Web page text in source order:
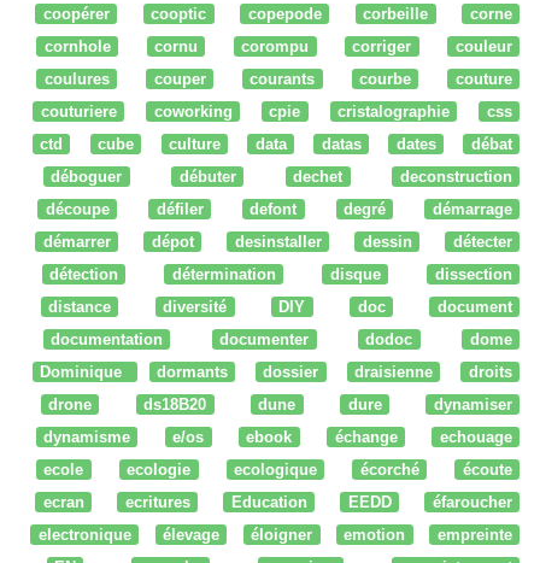
coopérer
cooptic copepode corbeille
corne
cornhole
cornu corompu corriger
couleur
coulures
couper courants courbe
couture
couturiere
coworking cpie cristalographie
css
ctd
cube culture data datas dates
débat
déboguer
débuter dechet
deconstruction
découpe
défiler defont degré
démarrage
démarrer
dépot desinstaller dessin
détecter
détection
détermination disque
dissection
distance
diversité DIY doc
document
documentation
documenter dodoc
dome
Dominique
dormants dossier draisienne
droits
drone
ds18B20 dune dure
dynamiser
dynamisme
e/os ebook échange
echouage
ecole
ecologie ecologique écorché
écoute
ecran
ecritures Education EEDD
éfaroucher
electronique
élevage éloigner emotion
empreinte